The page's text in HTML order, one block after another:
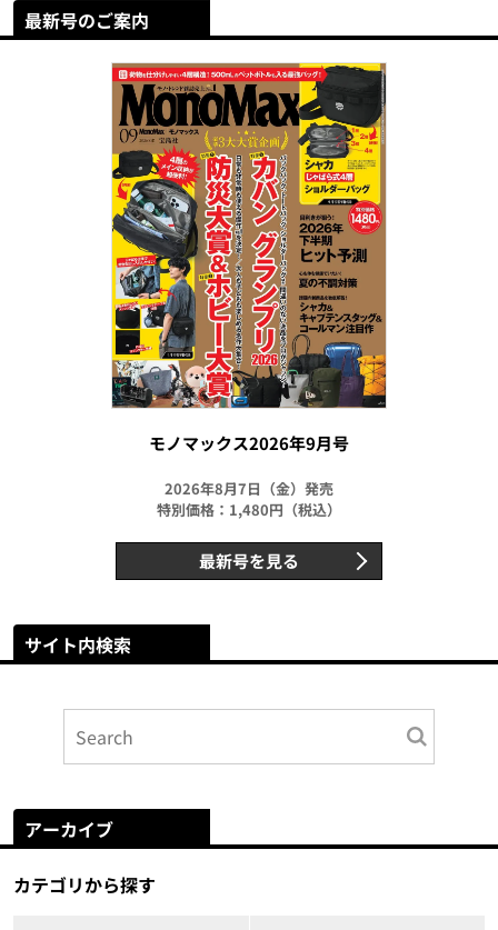
最新号のご案内
モノマックス2026年9月号
2026年8月7日（金）発売
特別価格：1,480円（税込）
最新号を見る
サイト内検索
アーカイブ
カテゴリから探す